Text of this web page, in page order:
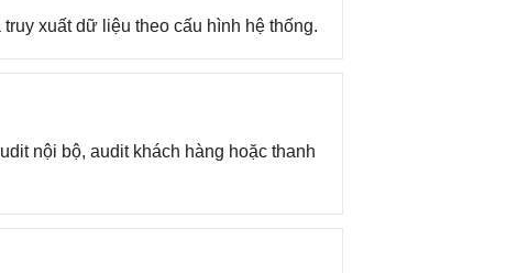
xuất dữ liệu theo cấu hình hệ thống.
nội bộ, audit khách hàng hoặc thanh